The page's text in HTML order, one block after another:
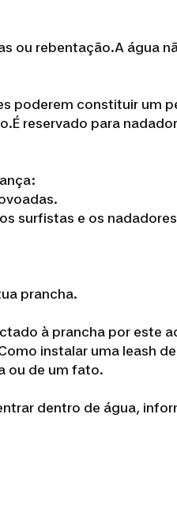
ou rebentação.A água
poderem constituir um
reservado para
surfistas e os
prancha.
à prancha por este
instalar uma leash
ou de um fato.
dentro de água,